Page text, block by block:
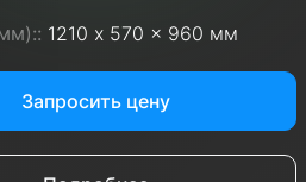
1210 x 570 x 960 мм
Запросить цену